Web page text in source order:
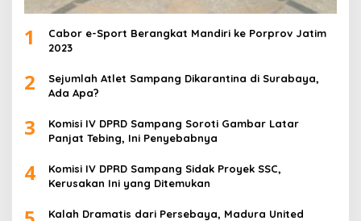
1
Cabor e-Sport Berangkat Mandiri ke Porprov Jatim
2023
2
Sejumlah Atlet Sampang Dikarantina di Surabaya,
Ada Apa?
3
Komisi IV DPRD Sampang Soroti Gambar Latar
Panjat Tebing, Ini Penyebabnya
4
Komisi IV DPRD Sampang Sidak Proyek SSC,
Kerusakan Ini yang Ditemukan
Kalah Dramatis dari Persebaya, Madura United